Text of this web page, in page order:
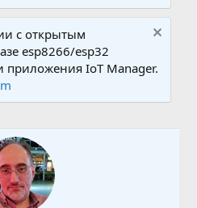
с открытым
esp8266/esp32
приложения IoT Manager.